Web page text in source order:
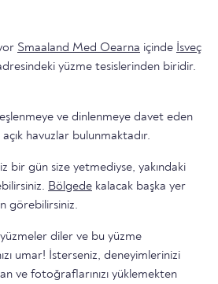
Smaaland Med Oearna içinde İsveç
yüzme tesislerinden biridir.
ve dinlenmeye davet eden
havuzlar bulunmaktadır.
bir gün size yetmediyse, yakındaki
Bölgede kalacak başka yer
görebilirsiniz.
diler ve bu yüzme
umar! İsterseniz, deneyimlerinizi
ve fotoğraflarınızı yüklemekten